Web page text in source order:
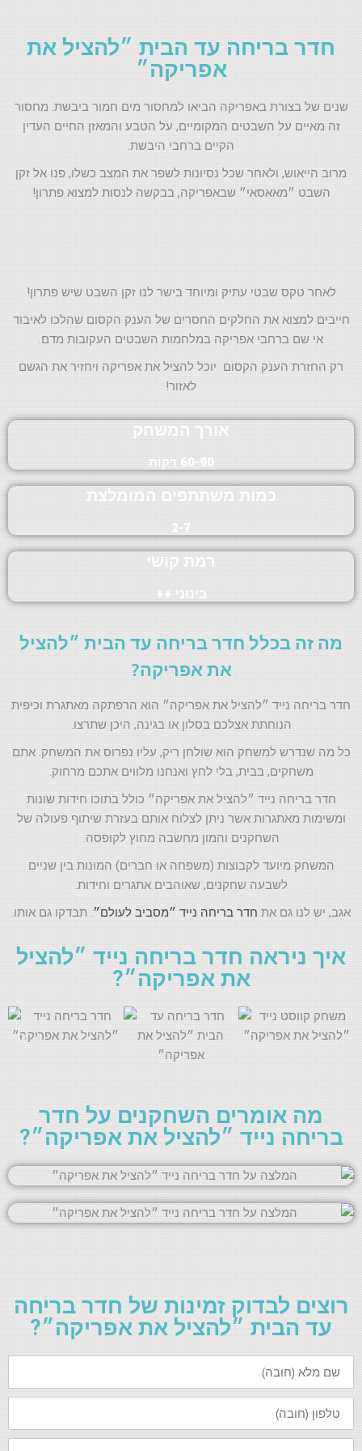
חדר בריחה עד הבית ״להציל את
אפריקה״
שנים של בצורת באפריקה הביאו למחסור מים חמור ביבשת. מחסור
זה מאיים על השבטים המקומיים, על הטבע והמאזן החיים העדין
הקיים ברחבי היבשת.
מרוב הייאוש, ולאחר שכל נסיונות לשפר את המצב כשלו, פנו אל זקן
השבט ״מאאסאי״ שבאפריקה, בבקשה לנסות למצוא פתרון!
לאחר טקס שבטי עתיק ומיוחד בישר לנו זקן השבט שיש פתרון!
חייבים למצוא את החלקים החסרים של הענק הקסום שהלכו לאיבוד
אי שם ברחבי אפריקה במלחמות השבטים העקובות מדם.
רק החזרת הענק הקסום יוכל להציל את אפריקה ויחזיר את הגשם
לאזור!
אורך המשחק
60-90 דקות
כמות משתתפים המומלצת
2-7
רמת קושי
בינוני ++
מה זה בכלל חדר בריחה עד הבית ״להציל
את אפריקה?
חדר בריחה נייד ״להציל את אפריקה״ הוא הרפתקה מאתגרת וכיפית
הנוחתת אצלכם בסלון או בגינה, היכן שתרצו.
כל מה שנדרש למשחק הוא שולחן ריק, עליו נפרוס את המשחק. אתם
משחקים, בבית, בלי לחץ ואנחנו מלווים אתכם מרחוק.
חדר בריחה נייד ״להציל את אפריקה״ כולל בתוכו חידות שונות
ומשימות מאתגרות אשר ניתן לצלוח אותם בעזרת שיתוף פעולה של
השחקנים והמון מחשבה מחוץ לקופסה.
המשחק מיועד לקבוצות (משפחה או חברים) המונות בין שניים
לשבעה שחקנים, שאוהבים אתגרים וחידות.
אגב, יש לנו גם את חדר בריחה נייד ״מסביב לעולם״. תבדקו גם אותו.
איך ניראה חדר בריחה נייד ״להציל
את אפריקה״?
מה אומרים השחקנים על חדר
בריחה נייד ״להציל את אפריקה״?
רוצים לבדוק זמינות של חדר בריחה
עד הבית ״להציל את אפריקה״?
שם
מלא
(חובה)
טלפון
(חובה)
תאריך